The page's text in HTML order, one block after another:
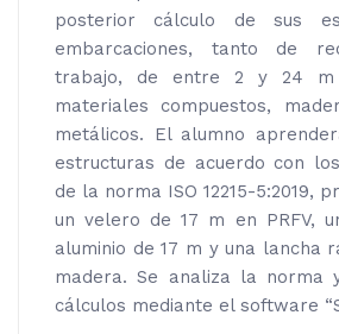
posterior cálculo de sus
embarcaciones, tanto de
trabajo, de entre 2 y 24 m
materiales compuestos,
metálicos. El alumno
estructuras de acuerdo con
de la norma ISO 12215-5:2019,
un velero de 17 m en PRFV,
aluminio de 17 m y una lancha
madera. Se analiza la norma
cálculos mediante el software